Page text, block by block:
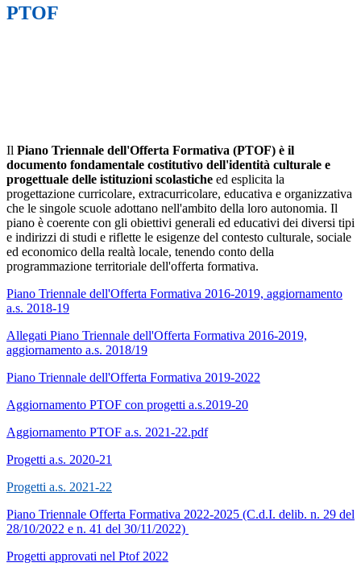
PTOF
Il Piano Triennale dell'Offerta Formativa (PTOF) è il
documento fondamentale costitutivo dell'identità culturale e
progettuale delle istituzioni scolastiche ed esplicita la
progettazione curricolare, extracurricolare, educativa e organizzativa
che le singole scuole adottano nell'ambito della loro autonomia. Il
piano è coerente con gli obiettivi generali ed educativi dei diversi tipi
e indirizzi di studi e riflette le esigenze del contesto culturale, sociale
ed economico della realtà locale, tenendo conto della
programmazione territoriale dell'offerta formativa.
Piano Triennale dell'Offerta Formativa 2016-2019, aggiornamento
a.s. 2018-19
Allegati Piano Triennale dell'Offerta Formativa 2016-2019,
aggiornamento a.s. 2018/19
Piano Triennale dell'Offerta Formativa 2019-2022
Aggiornamento PTOF con progetti a.s.2019-20
Aggiornamento PTOF a.s. 2021-22.pdf
Progetti a.s. 2020-21
Progetti a.s. 2021-22
Piano Triennale Offerta Formativa 2022-2025 (C.d.I. delib. n. 29 del
28/10/2022 e n. 41 del 30/11/2022)
Progetti approvati nel Ptof 2022